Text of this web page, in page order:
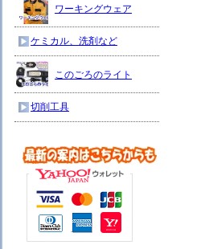
ワーキングウェア
ケミカル、洗剤など
このごろのライト
切削工具